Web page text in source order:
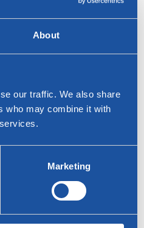
About
our traffic. We also share
who may combine it with
Marketing